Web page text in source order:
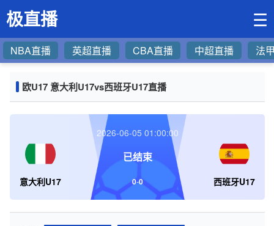
极直播 ☰
NBA直播 英超直播 CBA直播 中超直播 法
欧U17 意大利U17vs西班牙U17直播
意大利U17 西班牙U17
2026-06-05 01:00:00
已结束
0-0